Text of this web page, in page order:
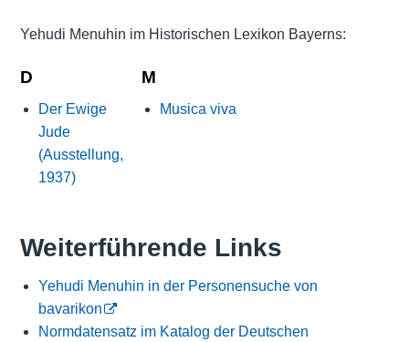
Yehudi Menuhin im Historischen Lexikon Bayerns:
D
Der Ewige
Jude
(Ausstellung,
1937)
M
Musica viva
Weiterführende Links
Yehudi Menuhin in der Personensuche von
bavarikon
Normdatensatz im Katalog der Deutschen